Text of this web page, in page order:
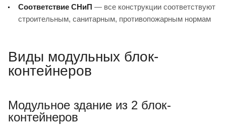
Соответствие СНиП — все конструкции соответствуют
строительным, санитарным, противопожарным нормам
Виды модульных блок-
контейнеров
Модульное здание из 2 блок-
контейнеров